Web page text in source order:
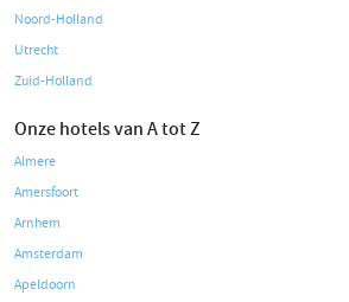
Noord-Holland
Utrecht
Zuid-Holland
Onze hotels van A tot Z
Almere
Amersfoort
Arnhem
Amsterdam
Apeldoorn